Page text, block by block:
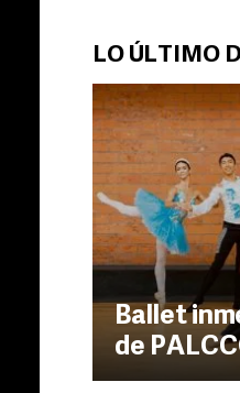
LO ÚLTIMO
Ballet
de